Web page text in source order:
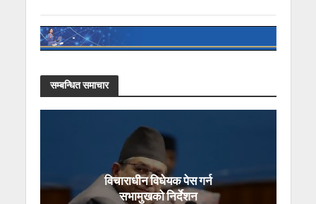
सम्बन्धित समाचार
विचाराधीन विधेयक पेस गर्न
सभामुखको निर्देशन